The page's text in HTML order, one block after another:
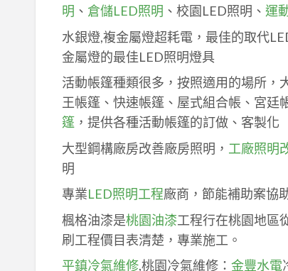
明 、 倉儲LED照明 、校園LED照明、 運
水銀燈,複金屬燈超耗電，最佳的取代
金屬燈的最佳LED照明燈具
活動帳篷種類很多，按照適用的場所，
王帳篷、快速帳篷、屋式組合帳、宮廷
篷，提供各種活動帳篷的訂做、客製化
大型鋼構廠房改善廠房照明， 工廠照明
明
專業LED照明工程廠商，節能補助案協
楓格油漆是桃園油漆工程行在桃園地區
刷工程價目表清楚，專業施工。
平鎮冷氣維修,桃園冷氣維修： 金豐水電